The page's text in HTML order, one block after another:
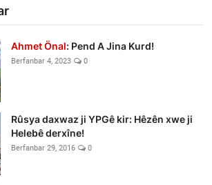
Ahmet Önal: Pend A Jina Kurd!
Berfanbar 4, 2023 0
Rûsya daxwaz ji YPGê kir: Hêzên xwe ji
Helebê derxîne!
Berfanbar 29, 2016 0